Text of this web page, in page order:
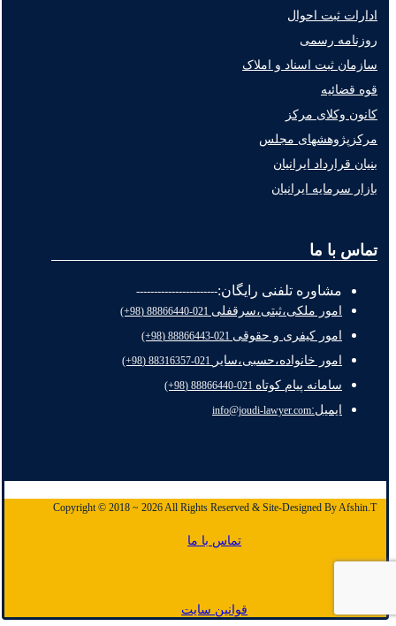
ادارات ثبت احوال
روزنامه رسمی
سازمان ثبت اسناد و املاک
قوه قضائیه
کانون وکلای مرکز
مرکزپژوهشهای مجلس
بنیان قرارداد ایرانیان
بازار سرمایه ایرانیان
تماس با ما
مشاوره تلفنی رایگان:-----------------------
امور ملکی،ثبتی،سرقفلی
امور کیفری و حقوقی
امور خانواده،حسبی،سایر
سامانه پیام کوتاه
ایمیل:info@joudi-lawyer.com
Copyright © 2018 ~ 2026 All Rights Reserved & Site-Designed By Afshin.T
تماس با ما
قوانین سایت